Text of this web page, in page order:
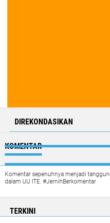
DIREKONDASIKAN
KOMENTAR
Komentar sepenuhnya menjadi
dalam UU ITE. #JernihBerkomentar
TERKINI